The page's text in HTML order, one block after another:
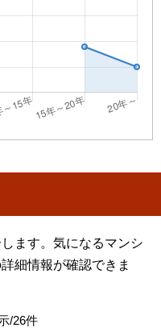
ます。気になるマンシ
細情報が確認できま
/26件